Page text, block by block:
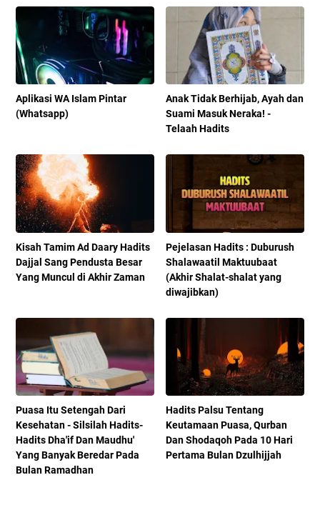
Aplikasi WA Islam Pintar
(Whatsapp)
Anak Tidak Berhijab, Ayah dan
Suami Masuk Neraka! -
Telaah Hadits
Kisah Tamim Ad Daary Hadits
Dajjal Sang Pendusta Besar
Yang Muncul di Akhir Zaman
Pejelasan Hadits : Duburush
Shalawaatil Maktuubaat
(Akhir Shalat-shalat yang
diwajibkan)
Puasa Itu Setengah Dari
Kesehatan - Silsilah Hadits-
Hadits Dha'if Dan Maudhu'
Yang Banyak Beredar Pada
Bulan Ramadhan
Hadits Palsu Tentang
Keutamaan Puasa, Qurban
Dan Shodaqoh Pada 10 Hari
Pertama Bulan Dzulhijjah